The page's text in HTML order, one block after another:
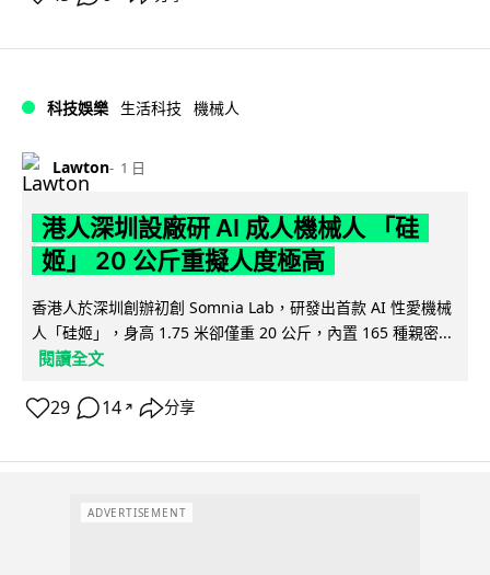
科技娛樂 生活科技 機械人
Lawton 1 日
港人深圳設廠研 AI 成人機械人 「硅
姬」 20 公斤重擬人度極高
香港人於深圳創辦初創 Somnia Lab，研發出首款 AI 性愛機械
人「硅姬」，身高 1.75 米卻僅重 20 公斤，內置 165 種親密...
閱讀全文
29 14 ↗ 分享
ADVERTISEMENT